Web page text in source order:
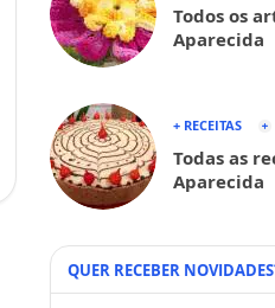
Todos os
Aparecida
+ RECEITAS
Todas as
Aparecida
QUER RECEBER